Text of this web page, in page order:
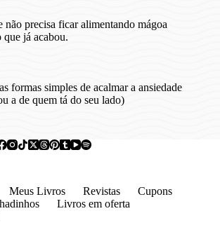
não precisa ficar alimentando mágoa
que já acabou.
formas simples de acalmar a ansiedade
a de quem tá do seu lado)
Meus Livros Revistas
Cupons
Livros em oferta